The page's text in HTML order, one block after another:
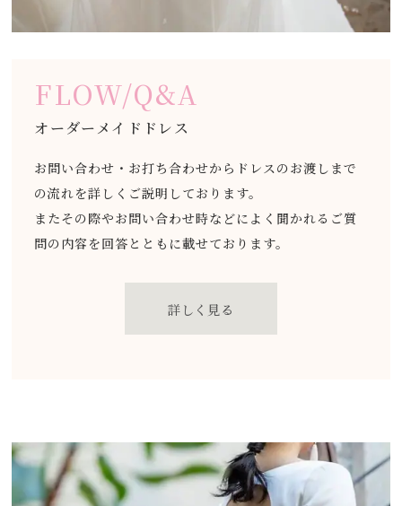
FLOW/Q&A
オーダーメイドドレス
お問い合わせ・お打ち合わせからドレスのお渡しまで
の流れを詳しくご説明しております。
またその際やお問い合わせ時などによく聞かれるご質
問の内容を回答とともに載せております。
詳しく見る